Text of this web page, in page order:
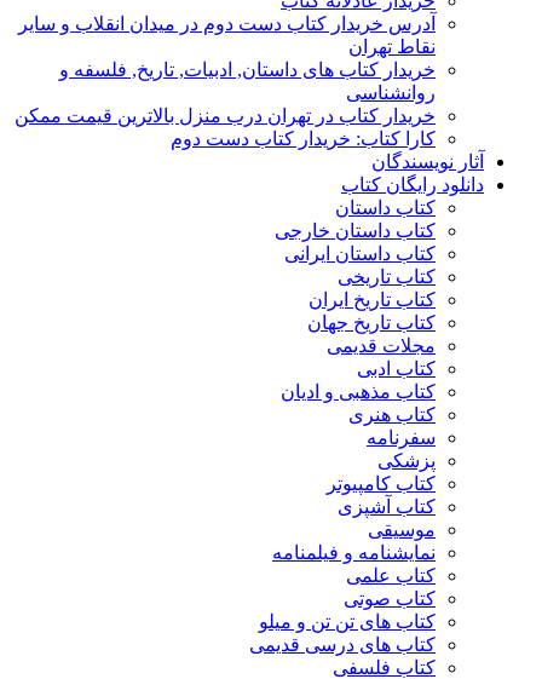
آدرس خریدار کتاب دست دوم در میدان انقلاب و سایر
نقاط تهران
خریدار کتاب های داستان, ادبیات, تاریخ, فلسفه و
روانشناسی
خریدار کتاب در تهران درب منزل بالاترین قیمت ممکن
کارا کتاب: خریدار کتاب دست دوم
آثار نویسندگان
دانلود رایگان کتاب
کتاب داستان
کتاب داستان خارجی
کتاب داستان ایرانی
کتاب تاریخی
کتاب تاریخ ایران
کتاب تاریخ جهان
مجلات قدیمی
کتاب ادبی
کتاب مذهبی و ادیان
کتاب هنری
سفرنامه
پزشکی
کتاب کامپیوتر
کتاب آشپزی
موسیقی
نمایشنامه و فیلمنامه
کتاب علمی
کتاب صوتی
کتاب های تن تن و میلو
کتاب های درسی قدیمی
کتاب فلسفی